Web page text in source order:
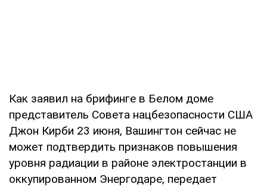
Как заявил на брифинге в Белом доме
представитель Совета нацбезопасности США
Джон Кирби 23 июня, Вашингтон сейчас не
может подтвердить признаков повышения
уровня радиации в районе электростанции в
оккупированном Энергодаре, передает